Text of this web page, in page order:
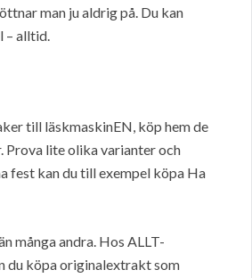
man ju aldrig på. Du kan
– alltid.
till läskmaskinEN, köp hem de
Prova lite olika varianter och
fest kan du till exempel köpa Ha
många andra. Hos ALLT-
du köpa originalextrakt som